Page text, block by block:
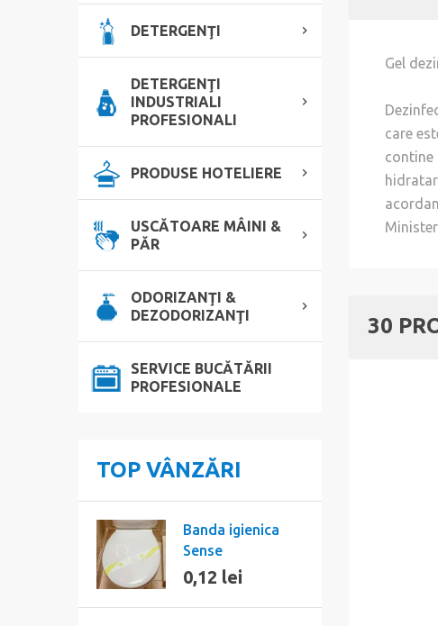
Gel
care
contine
30
DETERGENŢI
DETERGENŢI
INDUSTRIALI
PROFESIONALI
PRODUSE HOTELIERE
USCĂTOARE MÂINI &
PĂR
ODORIZANŢI &
DEZODORIZANŢI
SERVICE BUCĂTĂRII
PROFESIONALE
TOP VÂNZĂRI
Banda igienica
Sense
0,12 lei